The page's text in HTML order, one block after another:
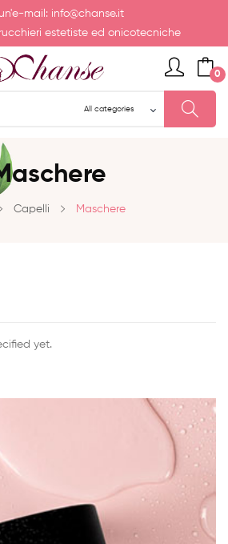
mail: info@chanse.it
estetiste ed onicotecniche
0
Capelli Maschere
yet.